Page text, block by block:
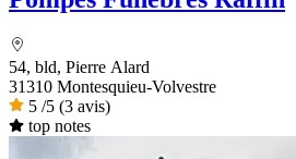
54, bld, Pierre Alard
31310 Montesquieu-Volvestre
5 /5 (3 avis)
top notes